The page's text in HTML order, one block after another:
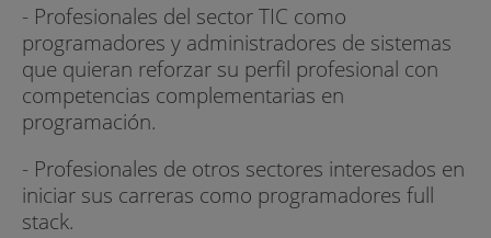
- Profesionales del sector TIC como
programadores y administradores de sistemas
que quieran reforzar su perfil profesional con
competencias complementarias en
programación.
- Profesionales de otros sectores interesados en
iniciar sus carreras como programadores full
stack.